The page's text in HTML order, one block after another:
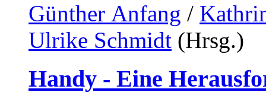
Günther Anfang /
Ulrike Schmidt (Hrsg.)
Handy - Eine